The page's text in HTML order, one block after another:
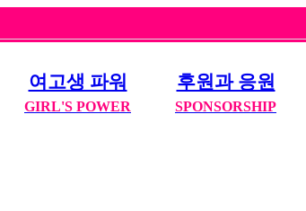
여고생 파워
GIRL'S POWER
후원과 응원
SPONSORSHIP